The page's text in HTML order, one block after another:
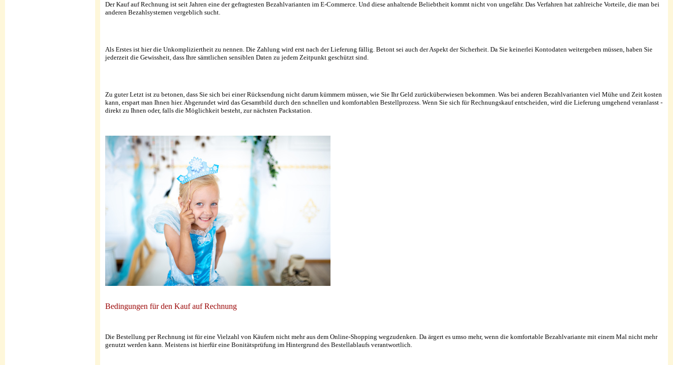
Der Kauf auf Rechnung ist seit Jahren eine der gefragtesten Bezahlvarianten im E-Commerce. Und diese anhaltende Beliebtheit kommt nicht von ungefähr. Das Verfahren hat zahlreiche Vorteile, die man bei
anderen Bezahlsystemen vergeblich sucht.
Als Erstes ist hier die Unkompliziertheit zu nennen. Die Zahlung wird erst nach der Lieferung fällig. Betont sei auch der Aspekt der Sicherheit. Da Sie keinerlei Kontodaten weitergeben müssen, haben Sie
jederzeit die Gewissheit, dass Ihre sämtlichen sensiblen Daten zu jedem Zeitpunkt geschützt sind.
Zu guter Letzt ist zu betonen, dass Sie sich bei einer Rücksendung nicht darum kümmern müssen, wie Sie Ihr Geld zurücküberwiesen bekommen. Was bei anderen Bezahlvarianten viel Mühe und Zeit kosten
kann, erspart man Ihnen hier. Abgerundet wird das Gesamtbild durch den schnellen und komfortablen Bestellprozess. Wenn Sie sich für Rechnungskauf entscheiden, wird die Lieferung umgehend veranlasst -
direkt zu Ihnen oder, falls die Möglichkeit besteht, zur nächsten Packstation.
Bedingungen für den Kauf auf Rechnung
Die Bestellung per Rechnung ist für eine Vielzahl von Käufern nicht mehr aus dem Online-Shopping wegzudenken. Da ärgert es umso mehr, wenn die komfortable Bezahlvariante mit einem Mal nicht mehr
genutzt werden kann. Meistens ist hierfür eine Bonitätsprüfung im Hintergrund des Bestellablaufs verantwortlich.